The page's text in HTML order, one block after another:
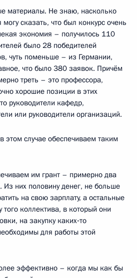
материалы. Не знаю, насколько
сказать, что был конкурс очень
экономия – получилось 110
было 28 победителей
чуть поменьше – из Германии,
что было 380 заявок. Причём
треть – это профессора,
хорошие позиции в этих
руководители кафедр,
или руководители организаций.
этом случае обеспечиваем таким
им грант – примерно два
Из них половину денег, не больше
на свою зарплату, а остальные
коллектива, в который они
на закупку каких‑то
для работы этой
эффективно – когда мы как бы